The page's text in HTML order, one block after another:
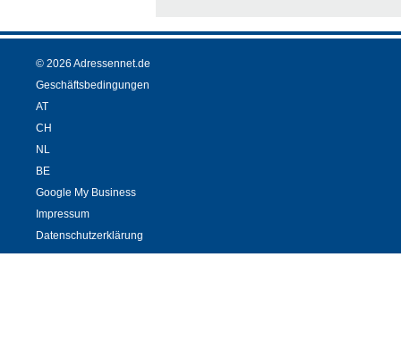
© 2026 Adressennet.de
Geschäftsbedingungen
AT
CH
NL
BE
Google My Business
Impressum
Datenschutzerklärung